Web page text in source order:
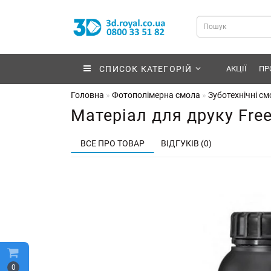
0
СПИСОК КАТЕГОРІЙ АКЦІЇ
Головна Фотополімерна смола Зуботехнічні
Матеріал для друку
ВСЕ ПРО ТОВАР ВІДГУКІВ (0)